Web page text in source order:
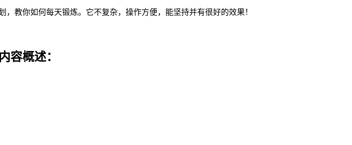
教你如何每天锻炼。它不复杂，操作方便，能坚持并有很好的效果！
容概述：